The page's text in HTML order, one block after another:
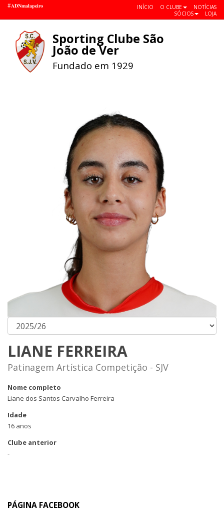
#𝐀𝐃𝐍𝐦𝐚𝐥𝐚𝐩𝐞𝐢𝐫𝐨 INÍCIO O CLUBE
NOTÍCIAS
SÓCIOS
LOJA
Sporting Clube São
João de Ver
Fundado em 1929
LIANE FERREIRA
Patinagem Artística Competição - SJV
Nome completo
Liane dos Santos Carvalho Ferreira
Idade
16 anos
Clube anterior
-
PÁGINA FACEBOOK